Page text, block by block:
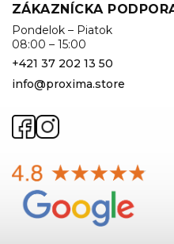
ZÁKAZNÍCKA
Pondelok – Piatok
08:00 – 15:00
+421 37 202 13 50
info@proxima.store